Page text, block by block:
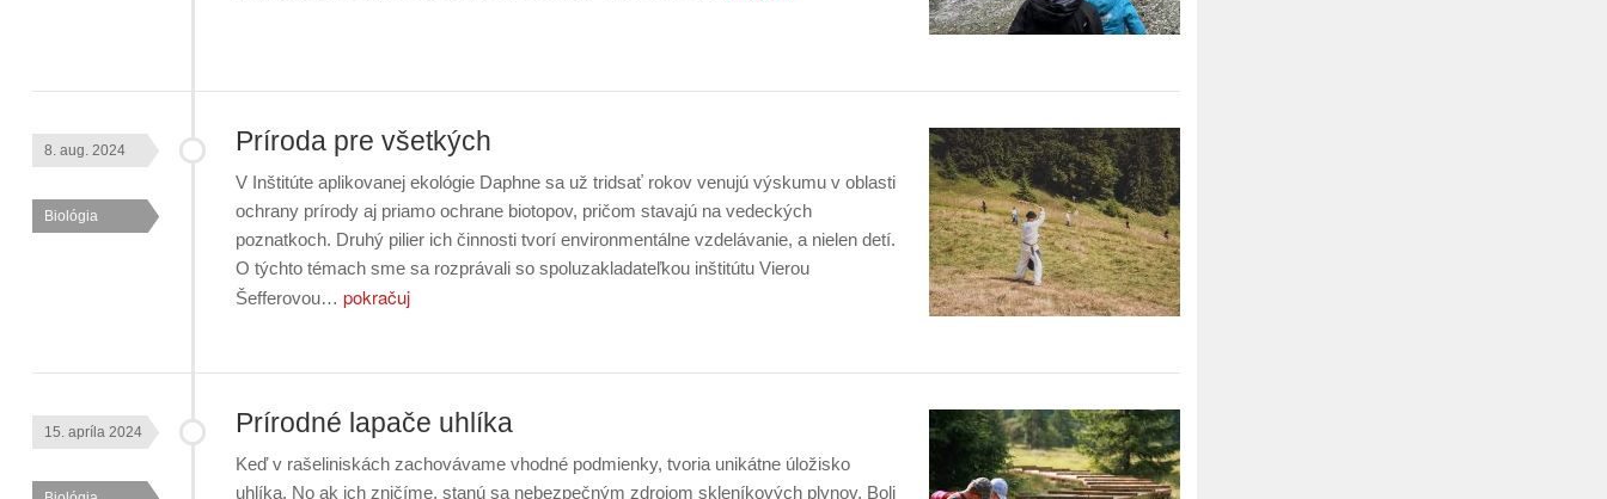
Príroda pre všetkých
8. aug. 2024
Biológia
V Inštitúte aplikovanej ekológie Daphne sa už tridsať rokov venujú výskumu v oblasti
ochrany prírody aj priamo ochrane biotopov, pričom stavajú na vedeckých
poznatkoch. Druhý pilier ich činnosti tvorí environmentálne vzdelávanie, a nielen detí.
O týchto témach sme sa rozprávali so spoluzakladateľkou inštitútu Vierou
Šefferovou… pokračuj
Prírodné lapače uhlíka
15. apríla 2024
Keď v rašeliniskách zachovávame vhodné podmienky, tvoria unikátne úložisko
uhlíka. No ak ich zničíme, stanú sa nebezpečným zdrojom skleníkových plynov. Boli